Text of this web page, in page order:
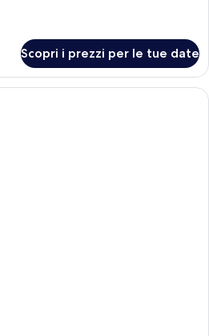
Scopri i prezzi per le tue date